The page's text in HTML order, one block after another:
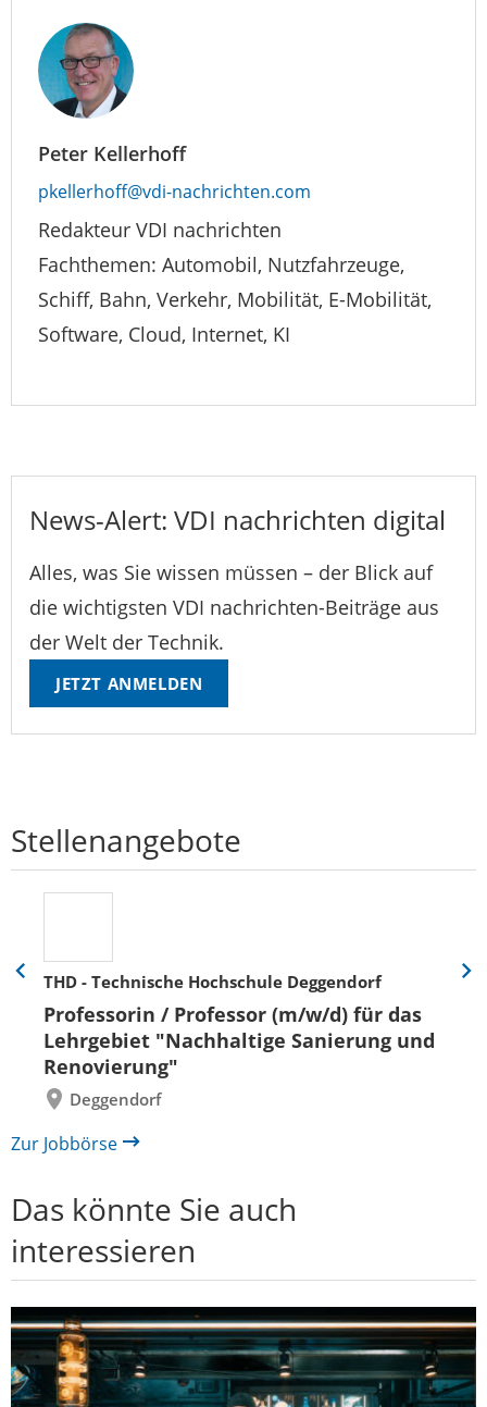
Peter Kellerhoff
pkellerhoff@vdi-nachrichten.com
Redakteur VDI nachrichten
Fachthemen: Automobil, Nutzfahrzeuge,
Schiff, Bahn, Verkehr, Mobilität, E-Mobilität,
Software, Cloud, Internet, KI
News-Alert: VDI nachrichten digital
Alles, was Sie wissen müssen – der Blick auf
die wichtigsten VDI nachrichten-Beiträge aus
der Welt der Technik.
JETZT ANMELDEN
Stellenangebote
THD - Technische Hochschule Deggendorf
Professorin / Professor (m/w/d) für das
Lehrgebiet "Nachhaltige Sanierung und
Renovierung"
Deggendorf
Eine
zurück
Eine
Zur Jobbörse
Das könnte Sie auch
interessieren